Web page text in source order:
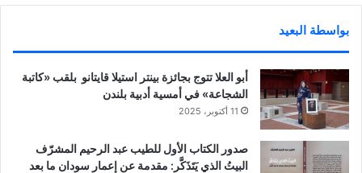
بواسطة البعيد
أبو العلا تتوج بجائزة بينتر استيلا قايتانو بلقب «كاتبة
الشجاعة» في أمسية أدبية بلندن
11 أكتوبر، 2025
صدور الكتاب الأول للطيب عبد الرحيم المشرّف
البيتُ الذي يَتَذَكَّر: مقدمة عن إعمار سودان ما بعد